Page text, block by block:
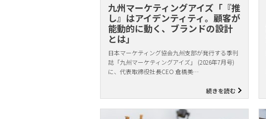
九州マーケティングアイズ「『推
し』はアイデンティティ。顧客が
能動的に動く、ブランドの設計
とは」
日本マーケティング協会九州支部が発行する季刊
誌「九州マーケティングアイズ」 (2026年7月号)
に、代表取締役社長CEO 倉橋美…
続きを読む